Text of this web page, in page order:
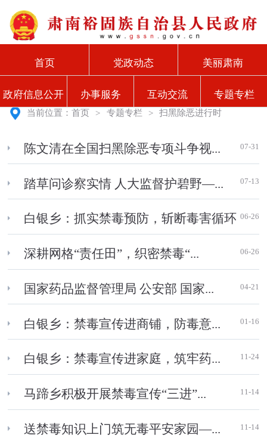
首页 党政动态 美丽肃南
政府信息公开 办事服务 互动交流 专题专栏
当前位置：首页 > 专题专栏 > 扫黑除恶进行时
陈文清在全国扫黑除恶专项斗争视... 07-31
踏草问诊察实情 人大监督护碧野—... 07-13
白银乡：抓实禁毒预防，斩断毒害循环 06-26
深耕网格“责任田”，织密禁毒“... 06-26
国家药品监督管理局 公安部 国家... 04-21
白银乡：禁毒宣传进商铺，防毒意... 01-16
白银乡：禁毒宣传进家庭，筑牢药... 11-24
马蹄乡积极开展禁毒宣传“三进”... 11-14
送禁毒知识上门筑无毒平安家园—... 11-14